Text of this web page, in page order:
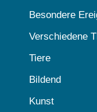
Besondere
Verschiedene
Tiere
Bildend
Kunst